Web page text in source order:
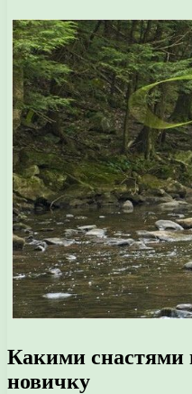
Какими снастями
новичку